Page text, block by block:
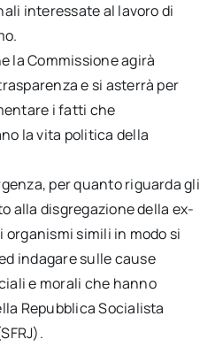
interessate al lavoro di
la Commissione agirà
e si asterrà per
i fatti che
la vita politica della
per quanto riguarda gli
alla disgregazione della ex-
simili in modo si
indagare sulle cause
e morali che hanno
Repubblica Socialista